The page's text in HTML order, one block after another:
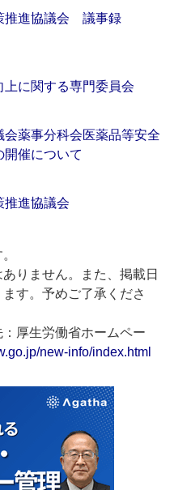
推進協議会 議事録
に関する専門委員会
薬事分科会医薬品等安全
開催について
推進協議会
りません。また、掲載日
す。予めご了承くださ
厚生労働省ホームペー
new-info/index.html